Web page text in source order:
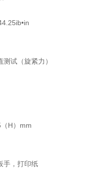
试（旋紧力）
H）mm
手，打印纸